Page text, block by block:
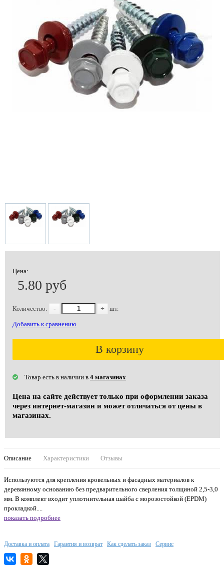
Цена:
5.80 руб
Количество: - + шт.
Добавить к сравнению
В корзину
Товар есть в наличии в 4 магазинах
Цена на сайте действует только при оформлении заказа
через интернет-магазин и может отличаться от цены в
магазинах.
Описание Характеристики Отзывы
Используются для крепления кровельных и фасадных материалов к
деревянному основанию без предварительного сверления толщиной 2,5-3,0
мм. В комплект входит уплотнительная шайба с морозостойкой (EPDM)
прокладкой....
показать подробнее
Доставка и оплата Гарантия и возврат Как сделать заказ Сервис